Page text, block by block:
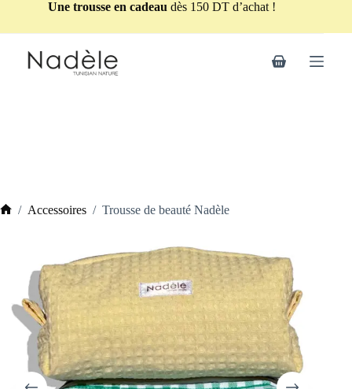
Une trousse en cadeau dès 150 DT d’achat !
/ Accessoires / Trousse de beauté Nadèle